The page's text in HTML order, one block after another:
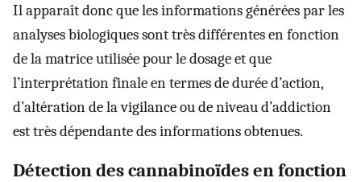
Il apparaît donc que les informations générées par les
analyses biologiques sont très différentes en fonction
de la matrice utilisée pour le dosage et que
l’interprétation finale en termes de durée d’action,
d’altération de la vigilance ou de niveau d’addiction
est très dépendante des informations obtenues.
Détection des cannabinoïdes en fonction